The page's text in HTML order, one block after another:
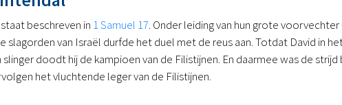
beschreven in 1 Samuel 17. Onder leiding van hun grote
slagorden van Israël durfde het duel met de reus aan. Totdat David in
doodt hij de kampioen van de Filistijnen. En daarmee was de
het vluchtende leger van de Filistijnen.